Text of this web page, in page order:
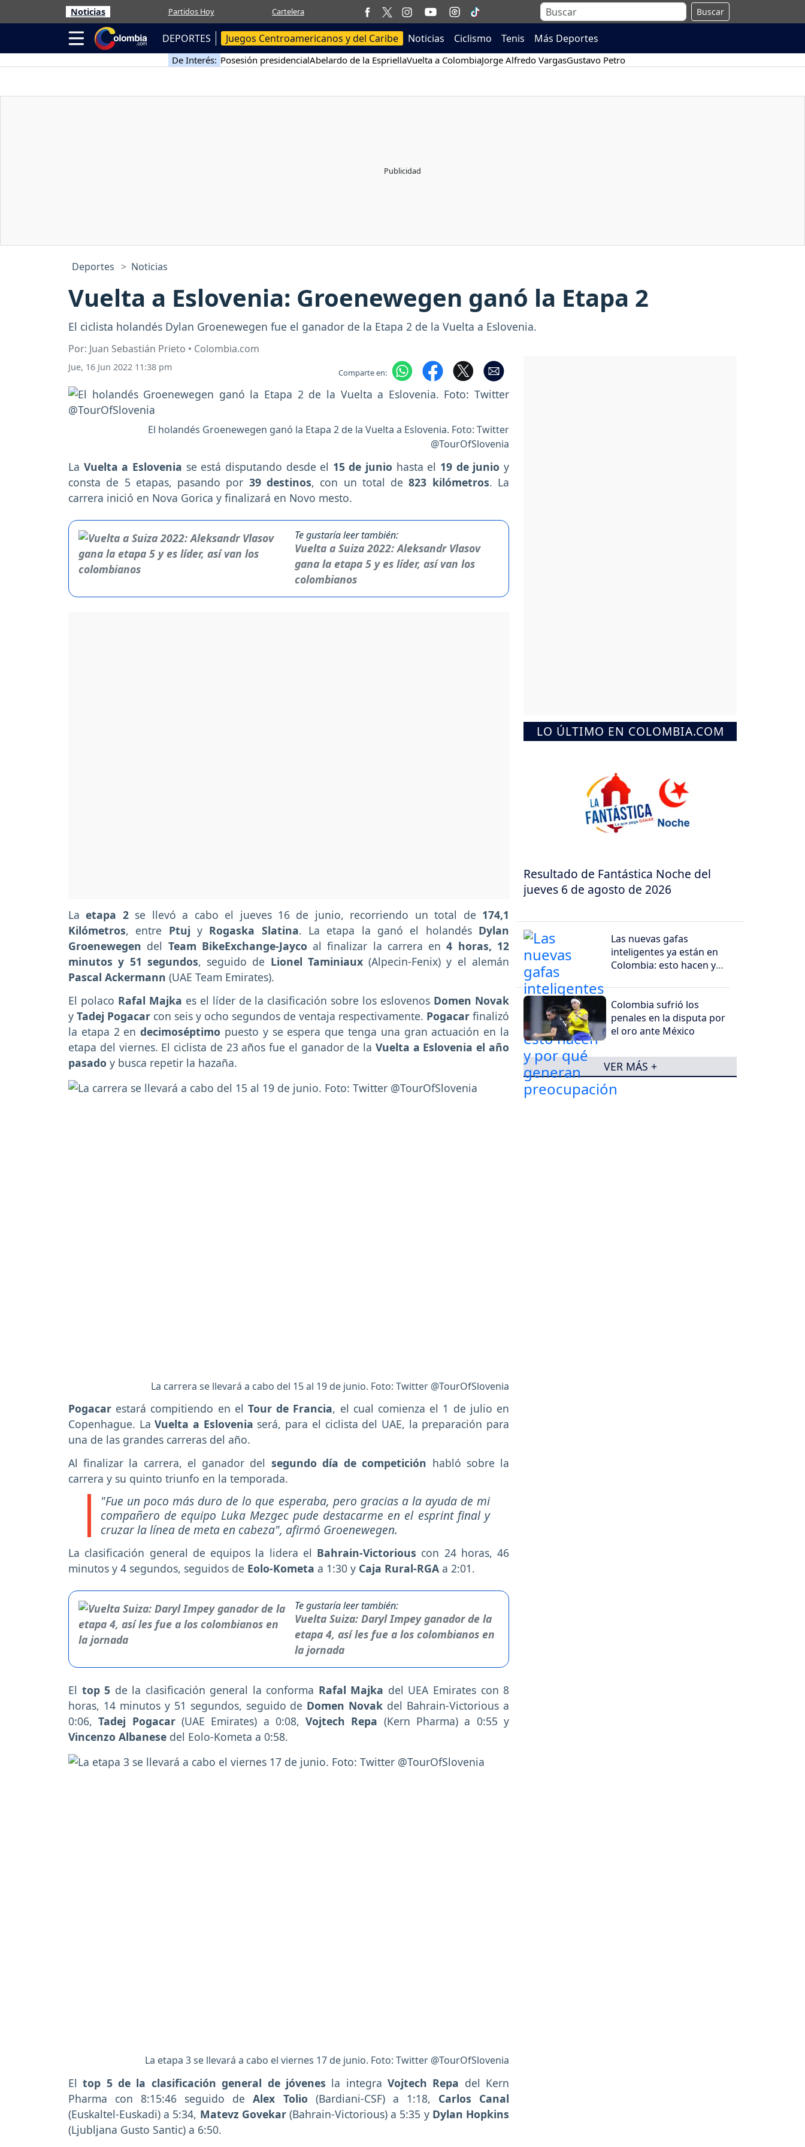
Noticias Partidos Hoy Cartelera Buscar
DEPORTES Juegos Centroamericanos y del Caribe Noticias Ciclismo Tenis Más Deportes
De Interés: Posesión presidencialAbelardo de la EspriellaVuelta a ColombiaJorge Alfredo VargasGustavo Petro
Deportes Noticias
Vuelta a Eslovenia: Groenewegen ganó la Etapa 2
El ciclista holandés Dylan Groenewegen fue el ganador de la Etapa 2 de la Vuelta a Eslovenia.
Por: Juan Sebastián Prieto • Colombia.com
Jue, 16 Jun 2022 11:38 pm Comparte en:
El holandés Groenewegen ganó la Etapa 2 de la Vuelta a Eslovenia. Foto: Twitter
@TourOfSlovenia
La Vuelta a Eslovenia se está disputando desde el 15 de junio hasta el 19 de junioy
consta de 5 etapas, pasando por 39 destinos, con un total de823 kilómetros. La
carrera inició en Nova Gorica y finalizará en Novo mesto.
Te gustaría leer también:
Vuelta a Suiza 2022: Aleksandr Vlasov
gana la etapa 5 y es líder, así van los
colombianos
Laetapa 2se llevó a cabo el jueves 16 de junio, recorriendo un total de 174,1
Kilómetros, entre Ptujy Rogaska Slatina. La etapa la ganó el holandés Dylan
Groenewegen del Team BikeExchange-Jaycoal finalizar la carrera en 4 horas, 12
minutos y 51 segundos, seguido de Lionel Taminiaux(Alpecin-Fenix) y el alemán
Pascal Ackermann (UAE Team Emirates).
El polaco Rafal Majka es el líder de la clasificación sobre los eslovenos Domen Novak
y Tadej Pogacar con seis y ocho segundos de ventaja respectivamente. Pogacar finalizó
la etapa 2 endecimoséptimo puesto y se espera que tenga una gran actuación en la
etapa del viernes. El ciclista de 23 años fue el ganador de la Vuelta a Eslovenia el año
pasado y busca repetir la hazaña.
La carrera se llevará a cabo del 15 al 19 de junio. Foto: Twitter @TourOfSlovenia
Pogacar estará compitiendo en elTour de Francia, el cual comienza el 1 de julio en
Copenhague. LaVuelta a Eslovenia será, para el ciclista del UAE, la preparación para
una de las grandes carreras del año.
Al finalizar la carrera, el ganador del segundo día de competición habló sobre la
carrera y su quinto triunfo en la temporada.
"Fue un poco más duro de lo que esperaba, pero gracias a la ayuda de mi
compañero de equipo Luka Mezgec pude destacarme en el esprint final y
cruzar la línea de meta en cabeza", afirmó Groenewegen.
La clasificación general de equipos la lidera el Bahrain-Victorious con 24 horas, 46
minutos y 4 segundos, seguidos de Eolo-Kometa a 1:30 y Caja Rural-RGA a 2:01.
Te gustaría leer también:
Vuelta Suiza: Daryl Impey ganador de la
etapa 4, así les fue a los colombianos en
la jornada
El top 5 de la clasificación general la conforma Rafal Majka del UEA Emirates con 8
horas, 14 minutos y 51 segundos, seguido de Domen Novak del Bahrain-Victorious a
0:06,Tadej Pogacar(UAE Emirates) a 0:08,Vojtech Repa (Kern Pharma) a 0:55 y
Vincenzo Albanese del Eolo-Kometa a 0:58.
La etapa 3 se llevará a cabo el viernes 17 de junio. Foto: Twitter @TourOfSlovenia
Eltop 5 de la clasificación general de jóvenes la integra Vojtech Repa del Kern
Pharma con 8:15:46 seguido deAlex Tolio (Bardiani-CSF) a 1:18, Carlos Canal
(Euskaltel-Euskadi) a 5:34, Matevz Govekar(Bahrain-Victorious) a 5:35 y Dylan Hopkins
(Ljubljana Gusto Santic) a 6:50.
LO ÚLTIMO EN COLOMBIA.COM
Resultado de Fantástica Noche del
jueves 6 de agosto de 2026
Las nuevas gafas
inteligentes ya están en
Colombia: esto hacen y
preocupación
Colombia sufrió los
penales en la disputa por
el oro ante México
VER MÁS +